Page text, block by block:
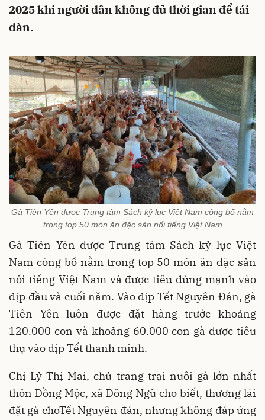
2025 khi người dân không đủ thời gian để tái
đàn.
Gà Tiên Yên được Trung tâm Sách kỷ lục Việt Nam công bố nằm
trong top 50 món ăn đặc sản nổi tiếng Việt Nam
Gà Tiên Yên được Trung tâm Sách kỷ lục Việt
Nam công bố nằm trong top 50 món ăn đặc sản
nổi tiếng Việt Nam và được tiêu dùng mạnh vào
dịp đầu và cuối năm. Vào dịp Tết Nguyên Đán, gà
Tiên Yên luôn được đặt hàng trước khoảng
120.000 con và khoảng 60.000 con gà được tiêu
thụ vào dịp Tết thanh minh.
Chị Lỷ Thị Mai, chủ trang trại nuôi gà lớn nhất
thôn Đồng Mộc, xã Đông Ngũ cho biết, thương lái
đặt gà choTết Nguyên đán, nhưng không đáp ứng